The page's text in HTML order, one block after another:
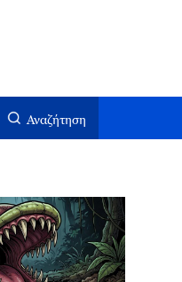
Αναζήτηση